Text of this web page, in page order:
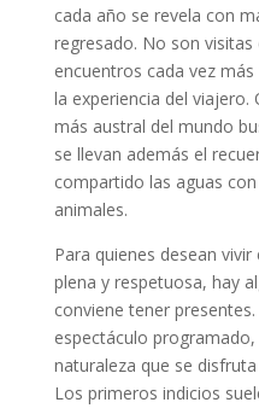
cada año se revela con
regresado. No son visitas
encuentros cada vez
la experiencia del viajero.
más austral del mundo
se llevan además el
compartido las aguas
animales.
Para quienes desean
plena y respetuosa, hay
conviene tener
espectáculo
naturaleza que se
Los primeros indicios